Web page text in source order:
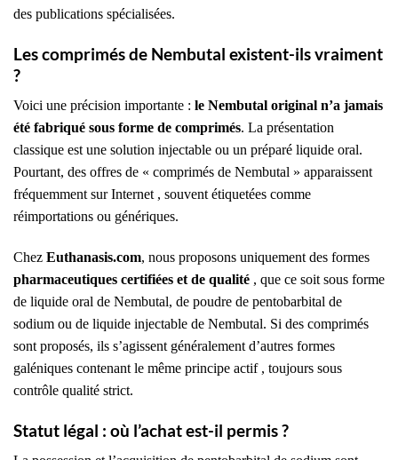
des publications spécialisées.
Les comprimés de Nembutal existent-ils vraiment
?
Voici une précision importante : le Nembutal original n’a jamais
été fabriqué sous forme de comprimés. La présentation
classique est une solution injectable ou un préparé liquide oral.
Pourtant, des offres de « comprimés de Nembutal » apparaissent
fréquemment sur Internet , souvent étiquetées comme
réimportations ou génériques.
Chez Euthanasis.com, nous proposons uniquement des formes
pharmaceutiques certifiées et de qualité , que ce soit sous forme
de liquide oral de Nembutal, de poudre de pentobarbital de
sodium ou de liquide injectable de Nembutal. Si des comprimés
sont proposés, ils s’agissent généralement d’autres formes
galéniques contenant le même principe actif , toujours sous
contrôle qualité strict.
Statut légal : où l’achat est-il permis ?